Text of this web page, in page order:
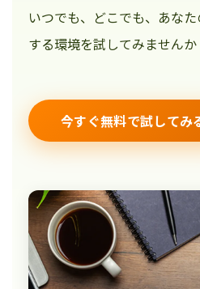
いつでも、どこでも、あな
する環境を試してみませんか
今すぐ無料で試してみ